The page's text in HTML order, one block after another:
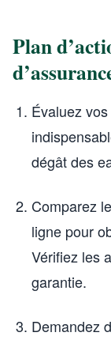
Plan
Évaluez
dégât des
Comparez
ligne pour
Vérifiez les
garantie.
Demandez